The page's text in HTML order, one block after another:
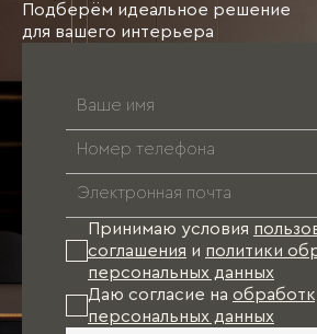
Подберём идеальное решение
для вашего интерьера
Принимаю условия
соглашения и политики
персональных данных
Даю согласие на
персональных данных